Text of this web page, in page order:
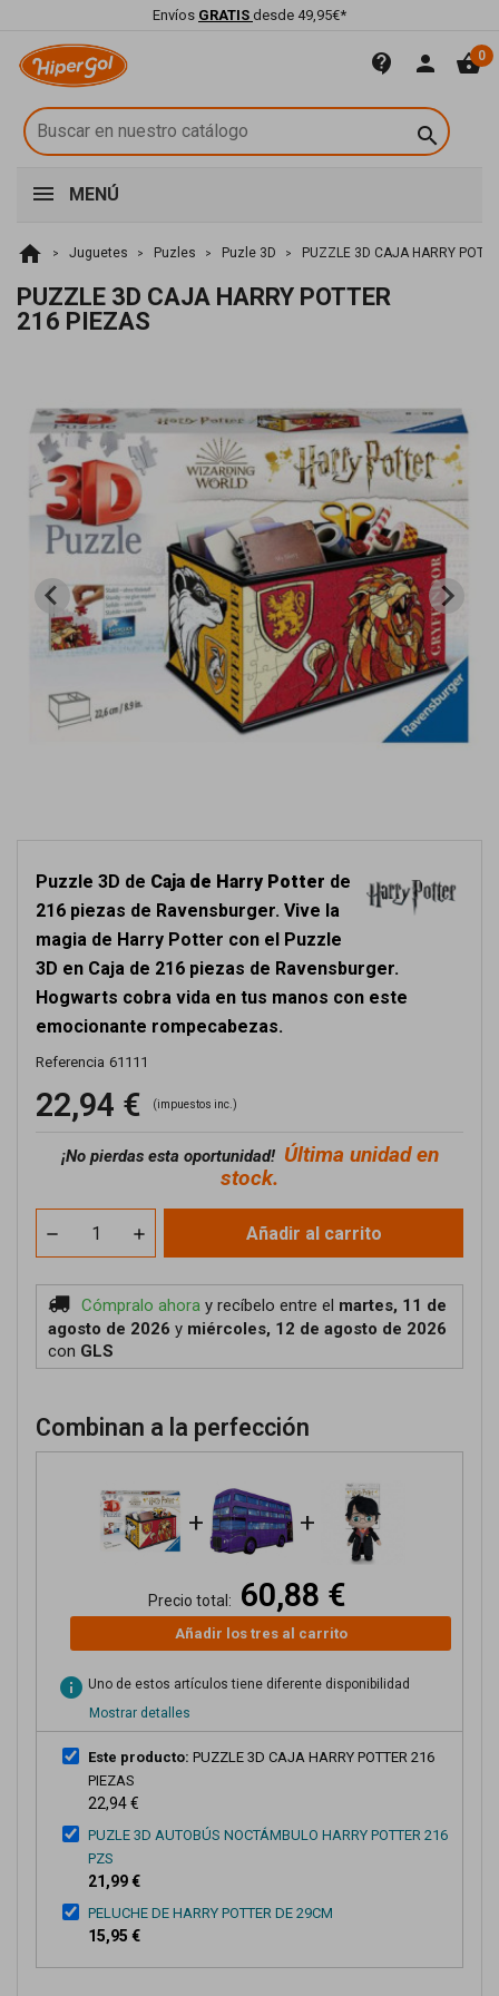
Envíos GRATIS desde 49,95€*
contact_support person shopping_basket0

MENÚ
home Juguetes Puzles Puzle 3D PUZZLE 3D CAJA HARRY
PUZZLE 3D CAJA HARRY POTTER
216 PIEZAS
Puzzle 3D de Caja de Harry Potter de
216 piezas de Ravensburger. Vive la
magia de Harry Potter con el Puzzle
3D en Caja de 216 piezas de Ravensburger.
Hogwarts cobra vida en tus manos con este
emocionante rompecabezas.
Referencia 61111
22,94 € (impuestos inc.)
¡No pierdas esta oportunidad! Última unidad en
stock.
Añadir al carrito
Cómpralo ahora y recíbelo entre el martes, 11 de
agosto de 2026 y miércoles, 12 de agosto de 2026
con GLS
Combinan a la perfección
+ +
Precio total: 60,88 €
Añadir los tres al carrito
info Uno de estos artículos tiene diferente disponibilidad
Mostrar detalles
Este producto: PUZZLE 3D CAJA HARRY POTTER 216
PIEZAS
22,94 €
PUZLE 3D AUTOBÚS NOCTÁMBULO HARRY POTTER 216
PZS
21,99 €
PELUCHE DE HARRY POTTER DE 29CM
15,95 €